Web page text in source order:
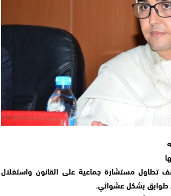
تطاول مستشارة جماعية على القانون واستغلال
طوابق بشكل عشوائي.